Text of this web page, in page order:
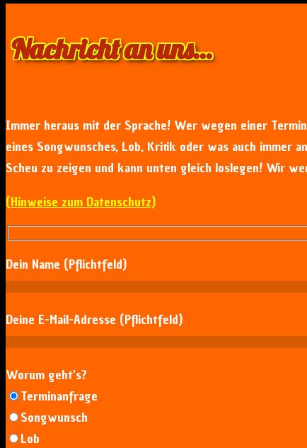
Nachricht an uns…
Immer heraus mit der Sprache! Wer wegen einer
eines Songwunsches, Lob, Kritik oder was auch immer
Scheu zu zeigen und kann unten gleich loslegen! Wir
(Hinweise zum Datenschutz)
Dein Name (Pflichtfeld)
Deine E-Mail-Adresse (Pflichtfeld)
Worum geht's?
Terminanfrage
Songwunsch
Lob